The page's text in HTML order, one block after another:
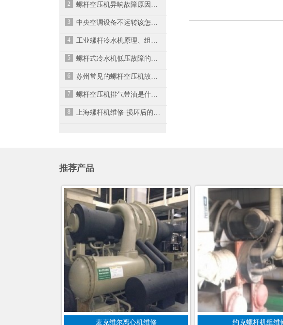
2 螺杆空压机异响故障原因与解决方案之一
3 中央空调设备不运转该怎么处理?
4 工业螺杆冷水机原理、组成与常见故障
5 螺杆式冷水机低压故障的维修办法
6 苏州常见的螺杆空压机故障维修方法
7 螺杆空压机排气带油是什么原因？
8 上海螺杆机维修-损坏后的螺杆空压机维修成本需
推荐产品
麦克维尔离心机维修 约克螺杆机组维